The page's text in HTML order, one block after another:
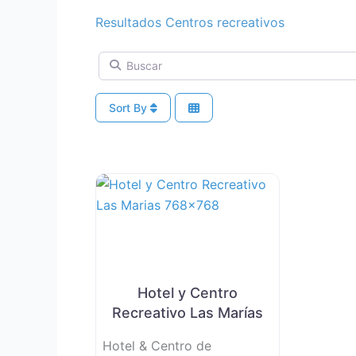
Resultados Centros recreativos
Buscar
Sort By
Hotel y Centro
Recreativo Las Marías
Hotel & Centro de